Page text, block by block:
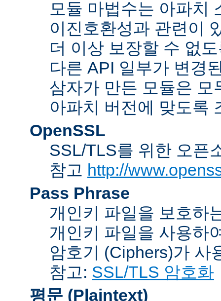
모듈 마법수는 아파치
이진호환성과 관련이
더 이상 보장할 수 없
다른 API 일부가 변경
삼자가 만든 모듈은
아파치 버전에 맞도록
OpenSSL
SSL/TLS를 위한 오픈
참고 http://
Pass Phrase
개인키 파일을 보호하
개인키 파일을 사용하
암호기 (Ciphers)가 사
참고: SSL/TLS 암호화
평문 (Plaintext)